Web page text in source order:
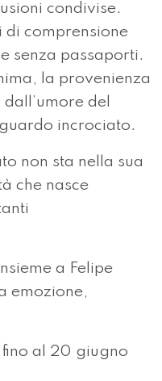
condivise.
di comprensione
senza passaporti.
la provenienza
del
incrociato.
non sta nella sua
che nasce
a Felipe
emozione,
al 20 giugno